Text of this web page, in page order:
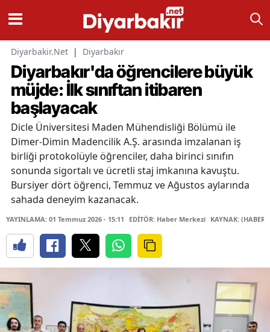
Diyarbakir.Net | Diyarbakır
Diyarbakır'da öğrencilere büyük
müjde: İlk sınıftan itibaren
başlayacak
Dicle Üniversitesi Maden Mühendisliği Bölümü ile
Dimer-Dimin Madencilik A.Ş. arasında imzalanan iş
birliği protokolüyle öğrenciler, daha birinci sınıfın
sonunda sigortalı ve ücretli staj imkanına kavuştu.
Bursiyer dört öğrenci, Temmuz ve Ağustos aylarında
sahada deneyim kazanacak.
YAYINLAMA: 01 Temmuz 2026 - 15:11 EDİTÖR: Haber Merkezi KAYNAK: (HABER